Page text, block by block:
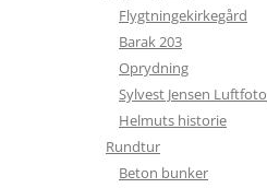
Flygtningekirkegård
Barak 203
Oprydning
Sylvest Jensen Luftfoto
Helmuts historie
Rundtur
Beton bunker